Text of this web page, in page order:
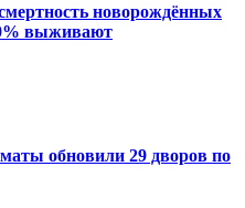
новорождённых
выживают
обновили 29 дворов по